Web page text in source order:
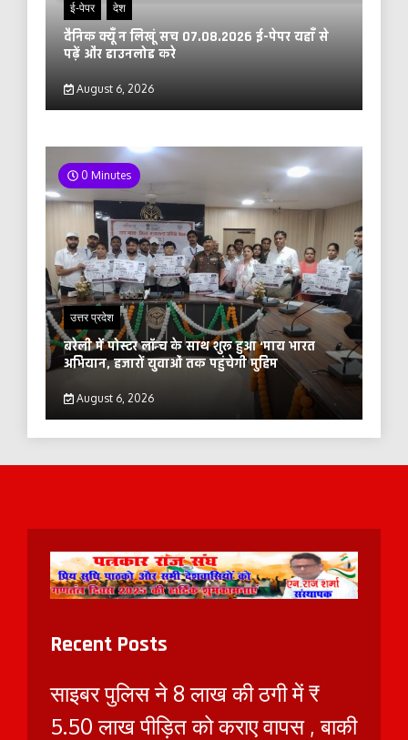
ई-पेपर देश
दैनिक क्यूँ न लिखूं सच 07.08.2026 ई-पेपर यहाँ से
पढ़ें और डाउनलोड करे
August 6, 2026
0 Minutes
उत्तर प्रदेश
बरेली में पोस्टर लॉन्च के साथ शुरू हुआ ‘माय भारत
अभियान, हजारों युवाओं तक पहुंचेगी मुहिम
August 6, 2026
Recent Posts
साइबर पुलिस ने 8 लाख की ठगी में ₹
5.50 लाख पीड़ित को कराए वापस , बाकी